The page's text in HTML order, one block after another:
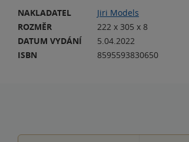
NAKLADATEL
Jiri Models
ROZMĚR
222 x 305 x 8
DATUM VYDÁNÍ
5.04.2022
ISBN
8595593830650